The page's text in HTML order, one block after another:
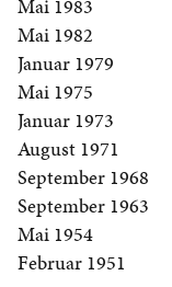
Mai 1983
Mai 1982
Januar 1979
Mai 1975
Januar 1973
August 1971
September 1968
September 1963
Mai 1954
Februar 1951